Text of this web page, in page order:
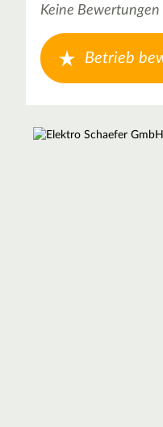
Keine Bewertungen
Betrieb